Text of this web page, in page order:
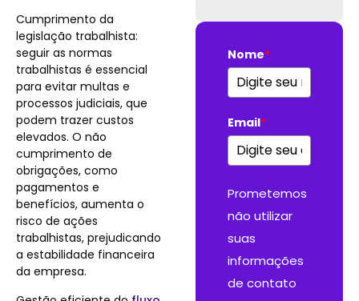
Cumprimento da
legislação trabalhista:
seguir as normas
trabalhistas é essencial
para evitar multas e
processos judiciais, que
podem trazer custos
elevados. O não
cumprimento de
obrigações, como
pagamentos e
benefícios, aumenta o
risco de ações
trabalhistas, prejudicando
a estabilidade financeira
da empresa.
Nome*
Email*
Prometemos
não utilizar
suas
informações
de contato